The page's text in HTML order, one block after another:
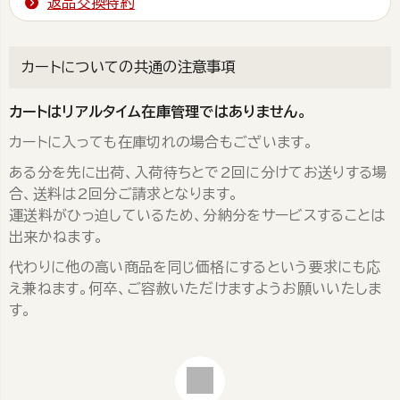
カートについての共通の注意事項
カートはリアルタイム在庫管理ではありません。
カートに入っても在庫切れの場合もございます。
ある分を先に出荷、入荷待ちとで2回に分けてお送りする場
合、送料は2回分ご請求となります。
運送料がひっ迫しているため、分納分をサービスすることは
出来かねます。
代わりに他の高い商品を同じ価格にするという要求にも応
え兼ねます。何卒、ご容赦いただけますようお願いいたしま
す。